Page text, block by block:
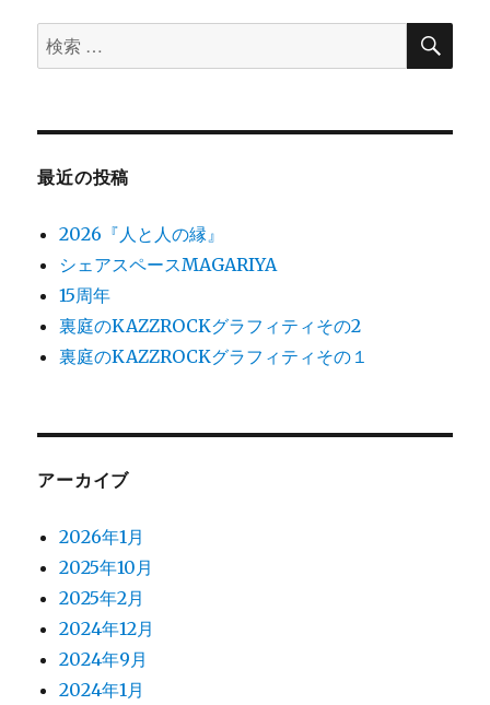
検
索
象:
検
最近の投稿
2026『人と人の縁』
シェアスペースMAGARIYA
15周年
裏庭のKAZZROCKグラフィティその2
裏庭のKAZZROCKグラフィティその１
アーカイブ
2026年1月
2025年10月
2025年2月
2024年12月
2024年9月
2024年1月